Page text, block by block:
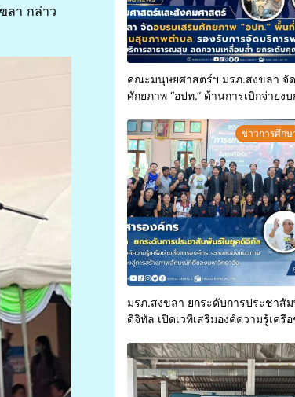
ลา กล่าว
คณะมนุษยศาสตร์ฯ มรภ.สงขลา จั
ศักยภาพ “อปท.” ด้านการเบิกจ่ายง
ทุพพลภาพเพื่อเข้ารับบริการสาธา
เหลื่อมล้ำ ยกระดับคุณภาพชีวิตปร
ยั่งยืน
ข่าวการศึกษ
มรภ.สงขลา ยกระดับการประชาสั
ดิจิทัล เปิดเวทีเสริมองค์ความรู้เครื
การสร้างภาพลักษณ์ที่ดีของมหาวิท